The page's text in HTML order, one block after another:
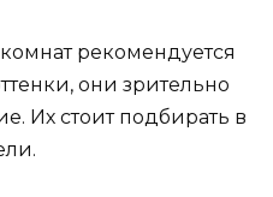
рекомендуется
они зрительно
Их стоит подбирать в